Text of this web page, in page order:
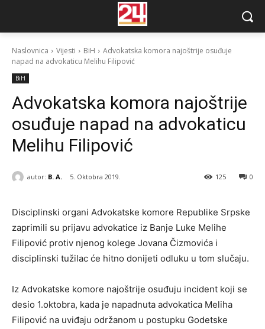
Naslovnica Vijesti BiH
Advokatska komora najoštrije osuđuje
napad na advokaticu Melihu Filipović
BiH
Advokatska komora najoštrije
osuđuje napad na advokaticu
Melihu Filipović
autor: B. A. 5. Oktobra 2019. 0
125
Disciplinski organi Advokatske komore Republike Srpske
zaprimili su prijavu advokatice iz Banje Luke Melihe
Filipović protiv njenog kolege Jovana Čizmovića i
disciplinski tužilac će hitno donijeti odluku u tom slučaju.
Iz Advokatske komore najoštrije osuđuju incident koji se
desio 1.oktobra, kada je napadnuta advokatica Meliha
Filipović na uviđaju održanom u postupku Godetske